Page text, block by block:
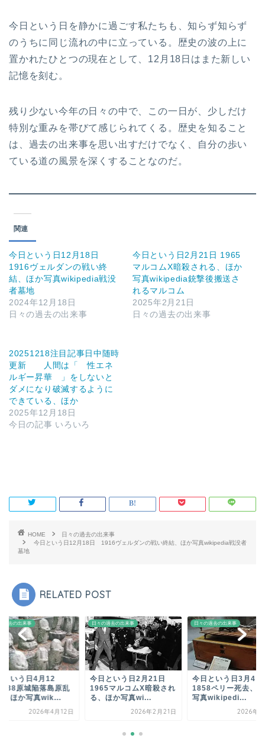
今日という日を静かに過ごす私たちも、知らず知らず
のうちに同じ流れの中に立っている。歴史の波の上に
置かれたひとつの現在として、12月18日はまた新しい
記憶を刻む。
残り少ない今年の日々の中で、この一日が、少しだけ
特別な重みを帯びて感じられてくる。歴史を知ること
は、過去の出来事を思い出すだけでなく、自分の歩い
ている道の風景を深くすることなのだ。
関連
今日という日12月18日
1916ヴェルダンの戦い終
結、ほか写真wikipedia戦没
者墓地
2024年12月18日
日々の過去の出来事
今日という日2月21日 1965
マルコムX暗殺される、ほか
写真wikipedia銃撃後搬送さ
れるマルコム
2025年2月21日
日々の過去の出来事
20251218注目記事日中随時
更新 人間は「 性エネ
ルギー昇華 」をしないと
ダメになり破滅するように
できている、ほか
2025年12月18日
今日の記事 いろいろ
HOME
日々の過去の出来事
今日という日12月18日 1916ヴェルダンの戦い終結、ほか写真wikipedia戦没者
墓地
RELATED POST
過去の出来事
という日4月12
原城陥落島原乱
、ほか写真wik...
2026年4月12日
日々の過去の出来事
今日という日2月21日
1965マルコムX暗殺され
る、ほか写真wi...
2026年2月21日
日々の過去の出来事
今日という日3月4
1858ペリー死去、
写真wikipedi...
2026年3